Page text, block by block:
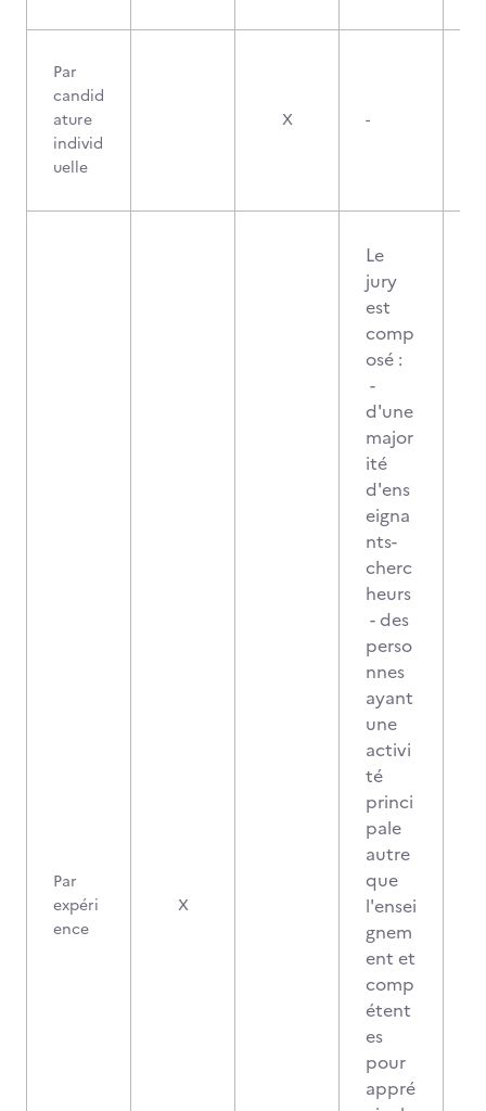
Par
candid
ature
individ
uelle
X -
Par
expéri
ence
X
Le
jury
est
comp
osé :
-
d'une
major
ité
d'ens
eigna
nts-
cherc
heurs
- des
perso
nnes
ayant
une
activi
té
princi
pale
autre
que
l'ensei
gnem
ent et
comp
étent
es
pour
appré